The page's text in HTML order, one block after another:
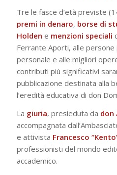
Tre le fasce d’età previste
premi in denaro, borse di
Holden e menzioni speciali
Ferrante Aporti, alle
personale e alle migliori
contributi più significativi
pubblicazione destinata alla
l’eredità educativa di don
La giuria, presieduta da don
accompagnata
e attivista Francesco
professionisti del mondo
accademico.